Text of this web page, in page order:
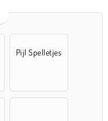
Pijl Spelletjes